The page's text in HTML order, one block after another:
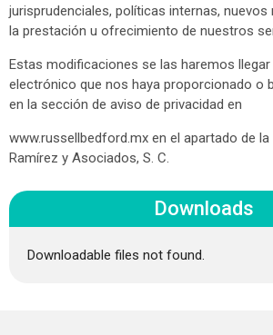
jurisprudenciales, políticas internas,
la prestación u ofrecimiento de nuestros
Estas modificaciones se las haremos
electrónico que nos haya proporcionado o
en la sección de aviso de privacidad en
www.russellbedford.mx en el apartado de
Ramírez y Asociados, S. C.
Downloads
Downloadable files not found.